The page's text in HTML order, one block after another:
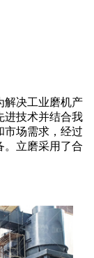
解决工业磨机产
进技术并结合我
市场需求，经过
。立磨采用了合